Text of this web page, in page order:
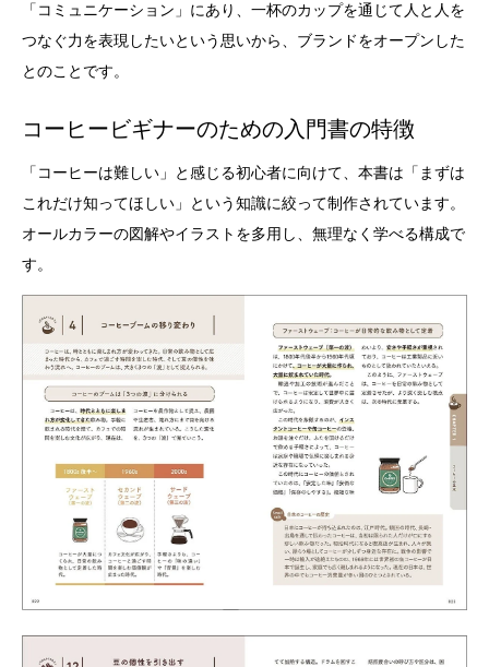
「コミュニケーション」にあり、一杯のカップを通じて人と人を
つなぐ力を表現したいという思いから、ブランドをオープンした
とのことです。
コーヒービギナーのための入門書の特徴
「コーヒーは難しい」と感じる初心者に向けて、本書は「まずは
これだけ知ってほしい」という知識に絞って制作されています。
オールカラーの図解やイラストを多用し、無理なく学べる構成で
す。